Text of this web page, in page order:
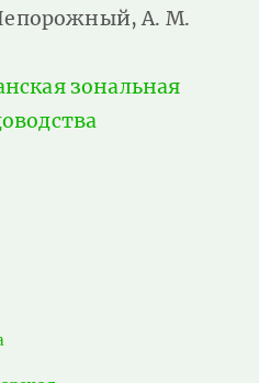
А. М.
зональная